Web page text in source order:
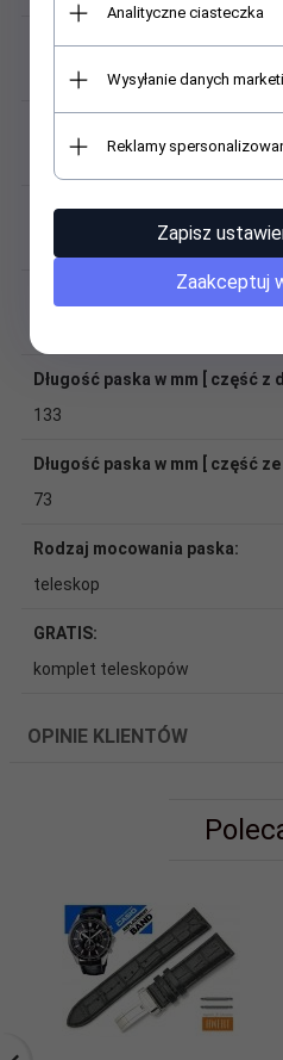
tworzywo sztuczne
czarny
Szerokość przy zegarku:
Szerokość przy sprzączce:
Długość paska w mm [ część z
133
Długość paska w mm [ część
73
Rodzaj mocowania paska:
teleskop
GRATIS:
komplet teleskopów
OPINIE KLIENTÓW
Analityczne ciasteczka
Wysyłanie danych
Reklamy
Zapisz
Zaakceptuj